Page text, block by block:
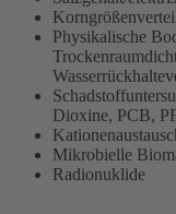
Physikalische
Dioxine, PCB,
Mikrobielle
Radionuklide